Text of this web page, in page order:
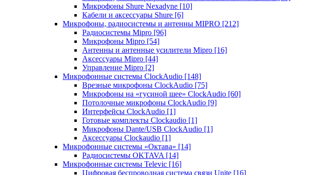
Микрофоны Shure Nexadyne [10]
Кабели и аксессуары Shure [6]
Микрофоны, радиосистемы и антенны MIPRO [212]
Радиосистемы Mipro [96]
Микрофоны Mipro [54]
Антенны и антенные усилители Mipro [16]
Аксессуары Mipro [44]
Управление Mipro [2]
Микрофонные системы ClockAudio [148]
Врезные микрофоны ClockAudio [75]
Микрофоны на «гусиной шее» ClockAudio [60]
Потолочные микрофоны ClockAudio [9]
Интерфейсы ClockAudio [1]
Готовые комплекты Clockaudio [1]
Микрофоны Dante/USB ClockAudio [1]
Аксессуары Clockaudio [1]
Микрофонные системы «Октава» [14]
Радиосистемы OKTAVA [14]
Микрофонные системы Televic [16]
Цифровая беспроводная система связи Unite [16]